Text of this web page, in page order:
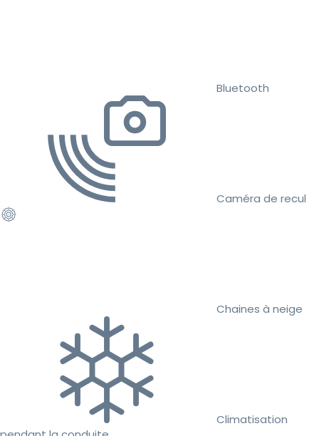
Bluetooth
Caméra de recul
Chaines à neige
Climatisation